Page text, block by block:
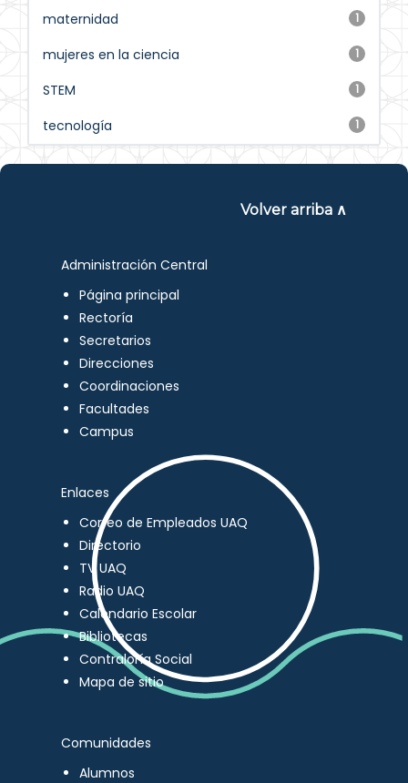
1
maternidad
1
mujeres en la ciencia
1
STEM
1
tecnología
Volver arriba ∧
Administración Central
Página principal
Rectoría
Secretarios
Direcciones
Coordinaciones
Facultades
Campus
Enlaces
Correo de Empleados UAQ
Directorio
TV UAQ
Radio UAQ
Calendario Escolar
Bibliotecas
Contraloría Social
Mapa de sitio
Comunidades
Alumnos